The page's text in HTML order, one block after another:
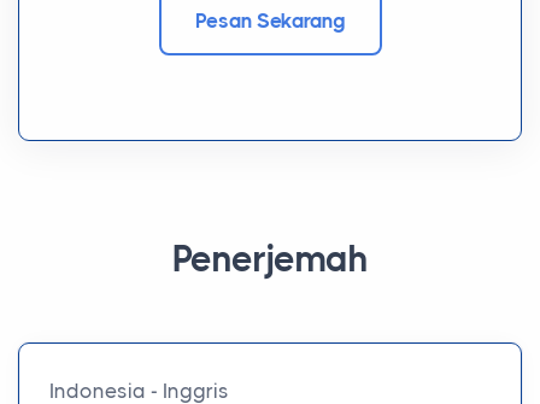
Pesan Sekarang
Penerjemah
Indonesia - Inggris